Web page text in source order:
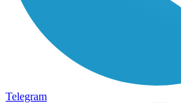
Telegram